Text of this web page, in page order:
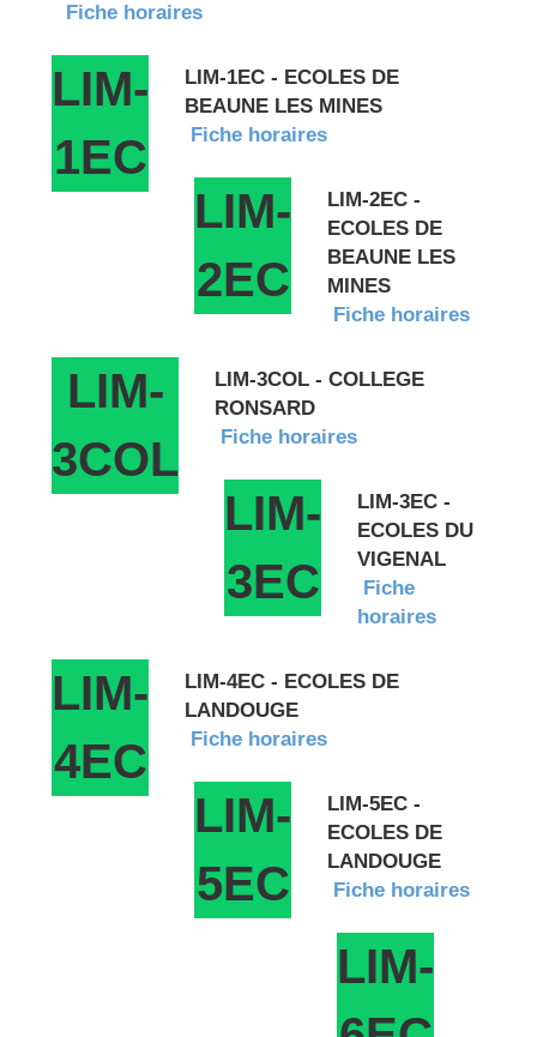
Fiche horaires
LIM-
1EC
LIM-1EC - ECOLES DE
BEAUNE LES MINES
Fiche horaires
LIM-
2EC
LIM-2EC -
ECOLES DE
BEAUNE LES
MINES
Fiche horaires
LIM-
3COL
LIM-3COL - COLLEGE
RONSARD
Fiche horaires
LIM-
3EC
LIM-3EC -
ECOLES DU
VIGENAL
Fiche
horaires
LIM-
4EC
LIM-4EC - ECOLES DE
LANDOUGE
Fiche horaires
LIM-
5EC
LIM-5EC -
ECOLES DE
LANDOUGE
Fiche horaires
LIM-